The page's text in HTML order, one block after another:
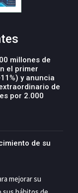
millones de
el primer
y anuncia
de
por 2.000
de su
en siete
mejorar su